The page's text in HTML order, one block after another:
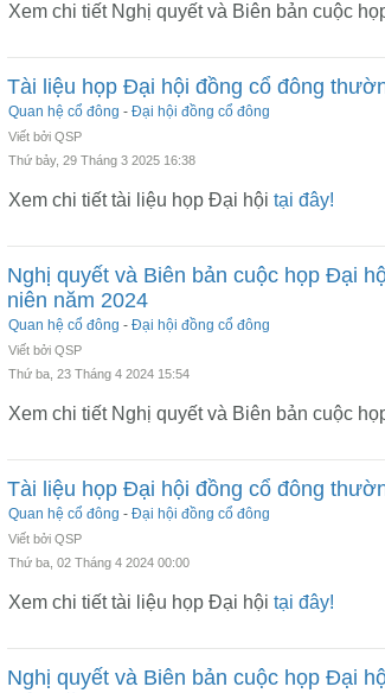
Xem chi tiết Nghị quyết và Biên bản cuộc
Tài liệu họp Đại hội đồng cổ đông
Quan hệ cổ đông - Đại hội đồng cổ đông
Viết bởi QSP
Thứ bảy, 29 Tháng 3 2025 16:38
Xem chi tiết tài liệu họp Đại hội tại đây!
Nghị quyết và Biên bản cuộc họp Đại
niên năm 2024
Quan hệ cổ đông - Đại hội đồng cổ đông
Viết bởi QSP
Thứ ba, 23 Tháng 4 2024 15:54
Xem chi tiết Nghị quyết và Biên bản cuộc
Tài liệu họp Đại hội đồng cổ đông
Quan hệ cổ đông - Đại hội đồng cổ đông
Viết bởi QSP
Thứ ba, 02 Tháng 4 2024 00:00
Xem chi tiết tài liệu họp Đại hội tại đây!
Nghị quyết và Biên bản cuộc họp Đại